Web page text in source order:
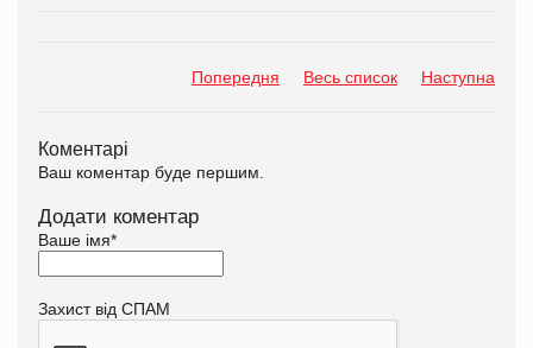
Попередня Весь список Наступна
Коментарі
Ваш коментар буде першим.
Додати коментар
Ваше імя*
Захист від СПАМ